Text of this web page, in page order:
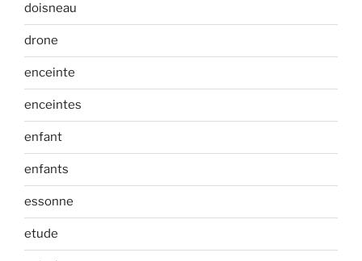
doisneau
drone
enceinte
enceintes
enfant
enfants
essonne
etude